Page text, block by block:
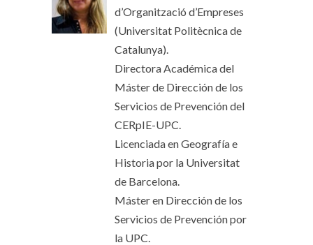
d’Organització d’Empreses
(Universitat Politècnica de
Catalunya).
Directora Académica del
Máster de Dirección de los
Servicios de Prevención del
CERpIE-UPC.
Licenciada en Geografía e
Historia por la Universitat
de Barcelona.
Máster en Dirección de los
Servicios de Prevención por
la UPC.